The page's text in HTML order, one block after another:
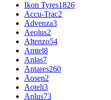
Ikon Tyres1826
Accu-Trac2
Advenza3
Aeolus2
Altenzo54
Amtel8
Anlas7
Antares260
Aosen2
Aoteli3
Aplus73